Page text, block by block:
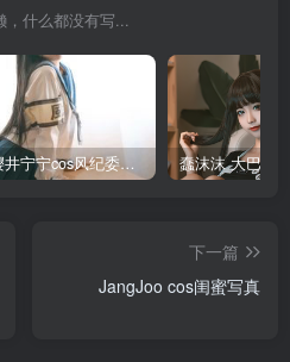
，什么都没有写...
樱井宁宁cos风纪委员写真套图
下一篇
JangJoo cos闺蜜写真